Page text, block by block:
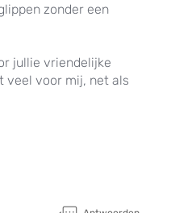
zonder een
jullie vriendelijke
veel voor mij, net als